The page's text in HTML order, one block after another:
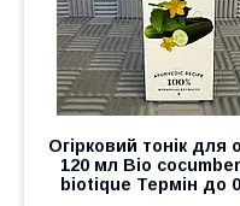
Огірковий тонік для
120 мл Bio
biotique Термін до